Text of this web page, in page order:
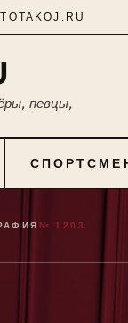
певцы,
№ 1203